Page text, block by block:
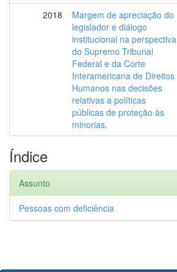
2018
Margem de apreciação do
legislador e diálogo
institucional na perspectiva
do Supremo Tribunal
Federal e da Corte
Interamericana de Direitos
Humanos nas decisões
relativas a políticas
públicas de proteção às
minorias.
Índice
Assunto
Pessoas com deficiência